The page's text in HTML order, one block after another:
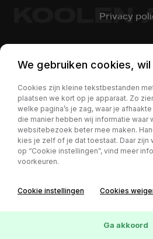
KOOLEN
Privacy
We gebruiken cookies, wil
Cookies zijn kleine tekstbestanden
plaatsen we kort op je apparaat. Zo
welke pagina’s je zag, waar je
die manier hebben wij informatie waar
websitebezoek beter mee maken.
kies je zelf of je dat toestaat. Daar zijn
op “Cookie instellingen”, vind meer
voorkeuren.
Cookie instellingen Cookies
Ga akkoord